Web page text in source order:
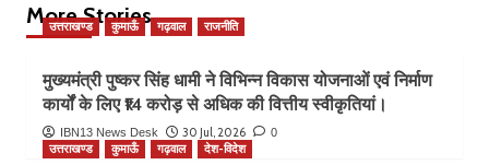
More Stories
उत्तराखण्ड कुमाऊँ गढ़वाल राजनीति
मुख्यमंत्री पुष्कर सिंह धामी ने विभिन्न विकास योजनाओं एवं निर्माण
कार्यों के लिए ₹14 करोड़ से अधिक की वित्तीय स्वीकृतियां।
IBN13 News Desk 30 Jul, 2026 0
उत्तराखण्ड कुमाऊँ गढ़वाल देश-विदेश